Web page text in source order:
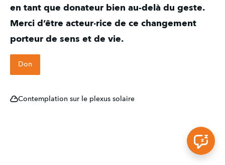
en tant que donateur bien au-delà du geste.
Merci d’être acteur·rice de ce changement
porteur de sens et de vie.
Don
Contemplation sur le plexus solaire